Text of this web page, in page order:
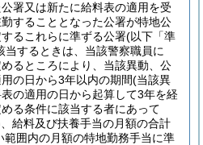
署又は新たに給料表の適用を受
することとなった公署が特地公
るこれらに準ずる公署(以下「準
当するときは、当該警察職員に
るところにより、当該異動、公
の日から3年以内の期間(当該異
の適用の日から起算して3年を経
る条件に該当する者にあって
、給料及び扶養手当の月額の合計
囲内の月額の特地勤務手当に準